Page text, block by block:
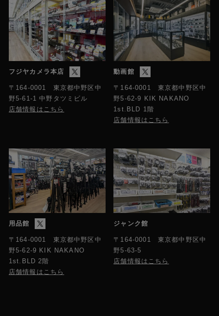
フジヤカメラ本店
〒164-0001 東京都中野区中
野5-61-1 中野タツミビル
店舗情報はこちら
動画館
〒164-0001 東京都中野区中
野5-62-9 KIK NAKANO
1st.BLD 1階
店舗情報はこちら
用品館
〒164-0001 東京都中野区中
野5-62-9 KIK NAKANO
1st.BLD 2階
店舗情報はこちら
ジャンク館
〒164-0001 東京都中野区中
野5-63-5
店舗情報はこちら